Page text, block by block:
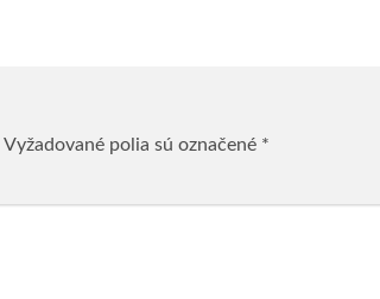
Vyžadované polia sú označené *